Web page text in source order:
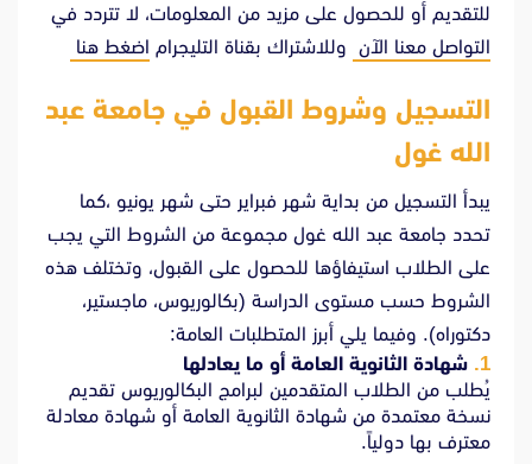
للتقديم أو للحصول على مزيد من المعلومات، لا تتردد في
التواصل معنا الآن وللاشتراك بقناة التليجرام اضغط هنا
التسجيل وشروط القبول في جامعة عبد
الله غول
يبدأ التسجيل من بداية شهر فبراير حتى شهر يونيو ،كما
تحدد جامعة عبد الله غول مجموعة من الشروط التي يجب
على الطلاب استيفاؤها للحصول على القبول، وتختلف هذه
الشروط حسب مستوى الدراسة (بكالوريوس، ماجستير،
دكتوراه). وفيما يلي أبرز المتطلبات العامة:
شهادة الثانوية العامة أو ما يعادلها
يُطلب من الطلاب المتقدمين لبرامج البكالوريوس تقديم
نسخة معتمدة من شهادة الثانوية العامة أو شهادة معادلة
معترف بها دولياً.